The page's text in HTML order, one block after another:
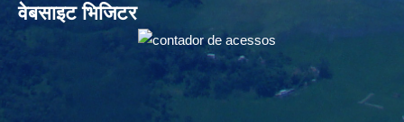
वेबसाइट भिजिटर